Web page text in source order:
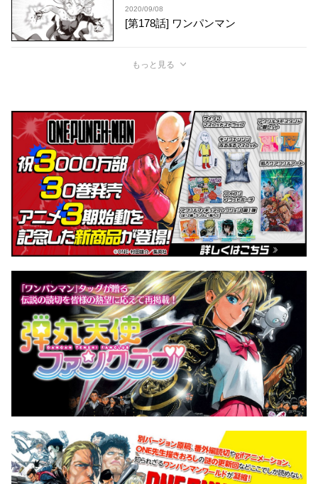
2020/09/08
[第178話] ワンパンマン
もっと見る